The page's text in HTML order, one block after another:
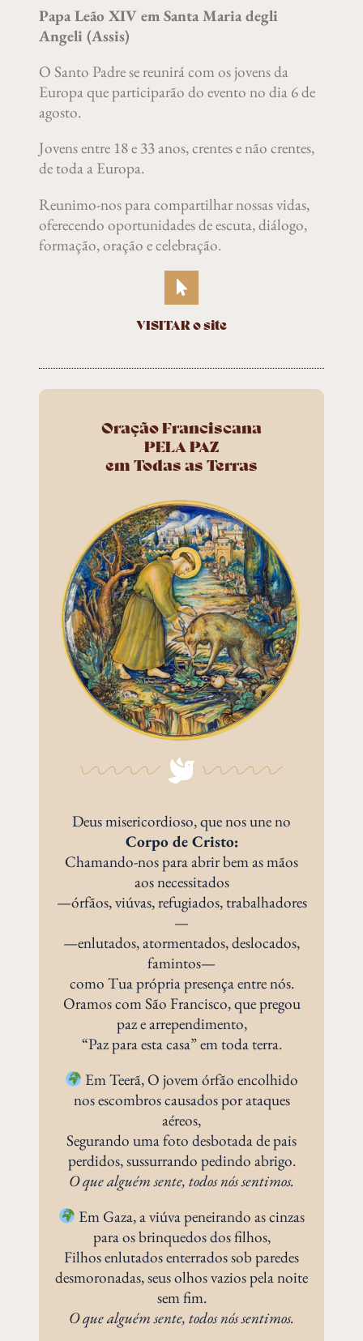
Papa Leão XIV em Santa Maria degli
Angeli (Assis)
O Santo Padre se reunirá com os jovens da
Europa que participarão do evento no dia 6 de
agosto.
Jovens entre 18 e 33 anos, crentes e não crentes,
de toda a Europa.
Reunimo-nos para compartilhar nossas vidas,
oferecendo oportunidades de escuta, diálogo,
formação, oração e celebração.
VISITAR o site
Oração Franciscana
PELA PAZ
em Todas as Terras
Deus misericordioso, que nos une no
Corpo de Cristo:
Chamando-nos para abrir bem as mãos
aos necessitados
—órfãos, viúvas, refugiados, trabalhadores
—
—enlutados, atormentados, deslocados,
famintos—
como Tua própria presença entre nós.
Oramos com São Francisco, que pregou
paz e arrependimento,
“Paz para esta casa” em toda terra.
Em Teerã, O jovem órfão encolhido
nos escombros causados por ataques
aéreos,
Segurando uma foto desbotada de pais
perdidos, sussurrando pedindo abrigo.
O que alguém sente, todos nós sentimos.
Em Gaza, a viúva peneirando as cinzas
para os brinquedos dos filhos,
Filhos enlutados enterrados sob paredes
desmoronadas, seus olhos vazios pela noite
sem fim.
O que alguém sente, todos nós sentimos.